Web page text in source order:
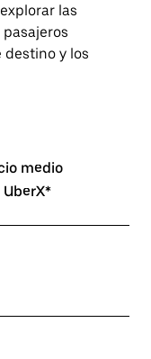
las
y los
medio